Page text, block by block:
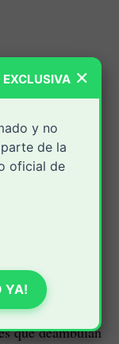
capturada en
dosis de
detención de
patrullajes
sectores
para una
poder 25
que deambulan
×
EXCLUSIVA
y no
de la
oficial de
YA!